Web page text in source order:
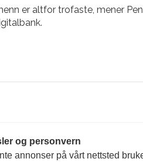
er altfor trofaste, mener
og personvern
annonser på vårt nettsted